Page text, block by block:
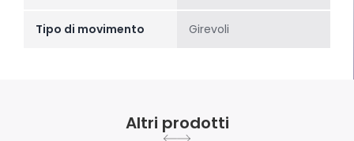
Tipo di movimento Girevoli
Altri prodotti